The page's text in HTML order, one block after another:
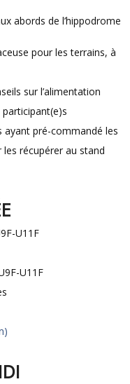
pour les terrains, à
sur l’alimentation
ayant pré-commandé les
récupérer au stand
U11F
U11F